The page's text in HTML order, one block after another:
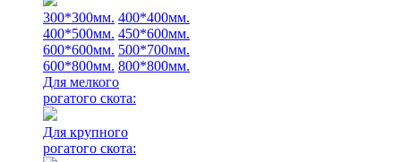
300*300мм. 400*400мм.
400*500мм. 450*600мм.
600*600мм. 500*700мм.
600*800мм. 800*800мм.
Для мелкого
рогатого скота:
Для крупного
рогатого скота: